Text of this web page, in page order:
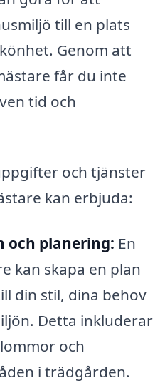
till en plats
Genom att
får du inte
tid och
och tjänster
kan erbjuda:
och planering: En
kan skapa en plan
din stil, dina behov
Detta inkluderar
och
i trädgården.